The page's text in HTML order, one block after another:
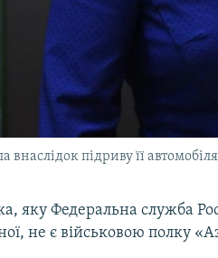
внаслідок підриву її
яку Федеральна служба
не є військовою полку